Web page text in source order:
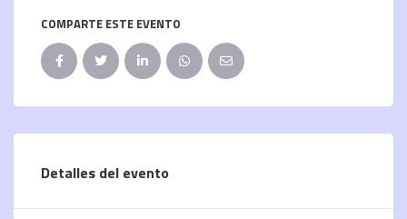
COMPARTE ESTE EVENTO
Detalles del evento